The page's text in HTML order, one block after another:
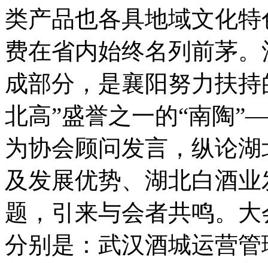
类产品也各具地域文化
费在省内始终名列前茅
成部分，是襄阳努力扶
北高”盛誉之一的“南陶
为协会顾问发言，纵论
及发展优势、湖北白酒
题，引来与会者共鸣。
分别是：武汉酒城运营